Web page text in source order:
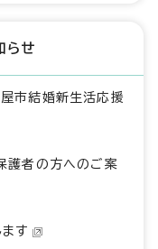
らせ
市結婚新生活応援
護者の方へのご案
す